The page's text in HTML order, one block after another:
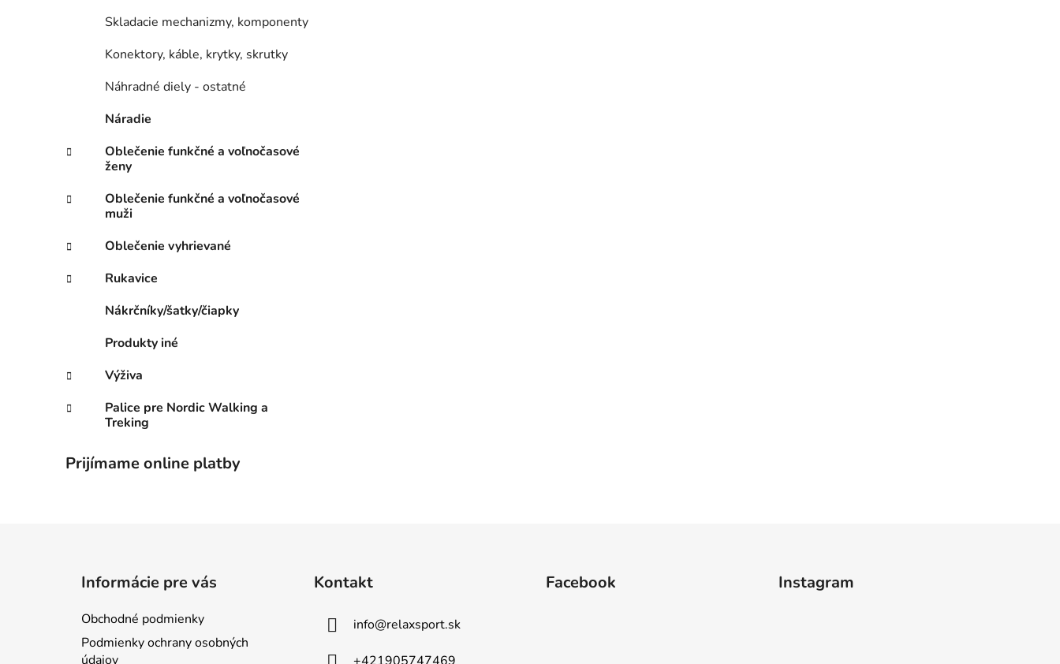
Skladacie mechanizmy, komponenty
Konektory, káble, krytky, skrutky
Náhradné diely - ostatné
Náradie
Oblečenie funkčné a voľnočasové
ženy
Oblečenie funkčné a voľnočasové
muži
Oblečenie vyhrievané
Rukavice
Nákrčníky/šatky/čiapky
Produkty iné
Výživa
Palice pre Nordic Walking a
Treking
Prijímame online platby
Informácie pre vás
Obchodné podmienky
Podmienky ochrany osobných
údajov
Kontakt
info@relaxsport.sk
Facebook Instagram